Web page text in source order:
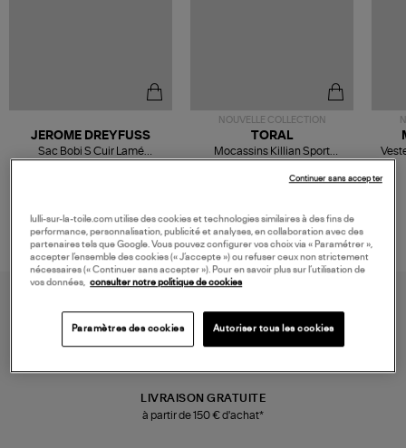
JEROME DREYFUSS
Sac Bobi S Cuir Lamé
Champagne
NOUVELLE COLLECTION
TORAL
Mocassins Killian Sport
Mousse
LIVRAISON GRATUITE
à partir de 150 € d'achat*
lulli-sur-la-toile.com utilise des cookies et technologies similaires à des fins de
performance, personnalisation, publicité et analyses, en collaboration avec des
partenaires tels que Google. Vous pouvez configurer vos choix via « Paramétrer »,
accepter l’ensemble des cookies (« J’accepte ») ou refuser ceux non strictement
nécessaires (« Continuer sans accepter »). Pour en savoir plus sur l’utilisation de
vos données, consulter notre politique de cookies
Paramètres des cookies Autoriser tous les cookies
Continuer sans accepter